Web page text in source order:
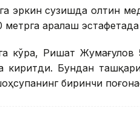
эркин сузишда олтин
аралаш
кўра, Ришат
киритди. Бундан
биринчи